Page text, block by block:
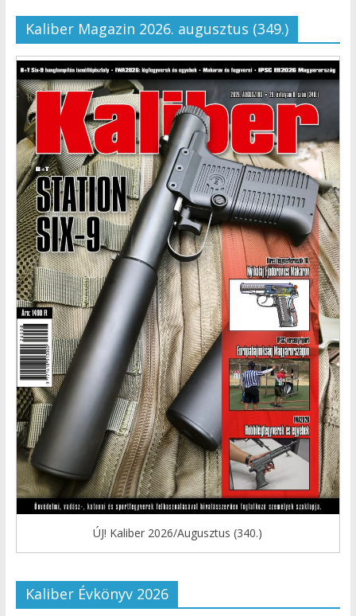
Kaliber Magazin 2026. augusztus (349.)
ÚJ! Kaliber 2026/Augusztus (340.)
Kaliber Évkönyv 2026